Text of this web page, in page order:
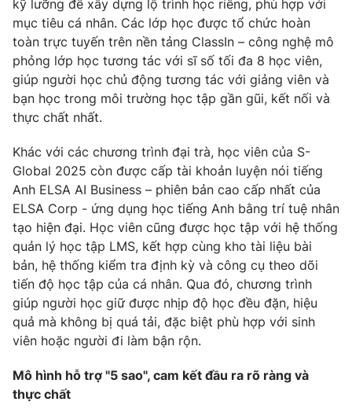
THỜI BÁO VTV
Theo dõi báo trên
Cơ quan chủ quản:Đài Truyền hình Việt Nam
Cơ quan báo chí:Thời báo VTV
Giấy phép hoạt động báo in và báo điện tử số 483/GP-BTTTT
cấp ngày 29/12/2023
Tổng Biên tập: Vũ Thanh Thủy
Phó Tổng Biên tập:Nguyễn Thị Mỹ Hạnh, Phạm Quốc Thắng,
Nguyễn Trọng Ninh
Tổng đài VTV:
024.38 355 931 - 024.38 355 932
Ðiện thoại Thời báo VTV: 024.66 897 897
Email:toasoan@vtv.vn
kỹ lưỡng để xây dựng lộ trình học riêng, phù hợp với
mục tiêu cá nhân. Các lớp học được tổ chức hoàn
toàn trực tuyến trên nền tảng ClassIn – công nghệ mô
phỏng lớp học tương tác với sĩ số tối đa 8 học viên,
giúp người học chủ động tương tác với giảng viên và
bạn học trong môi trường học tập gần gũi, kết nối và
thực chất nhất.
Khác với các chương trình đại trà, học viên của S-
Global 2025 còn được cấp tài khoản luyện nói tiếng
Anh ELSA AI Business – phiên bản cao cấp nhất của
ELSA Corp - ứng dụng học tiếng Anh bằng trí tuệ nhân
tạo hiện đại. Học viên cũng được học tập với hệ thống
quản lý học tập LMS, kết hợp cùng kho tài liệu bài
bản, hệ thống kiểm tra định kỳ và công cụ theo dõi
tiến độ học tập của cá nhân. Qua đó, chương trình
giúp người học giữ được nhịp độ học đều đặn, hiệu
quả mà không bị quá tải, đặc biệt phù hợp với sinh
viên hoặc người đi làm bận rộn.
Mô hình hỗ trợ "5 sao", cam kết đầu ra rõ ràng và
thực chất